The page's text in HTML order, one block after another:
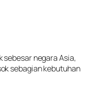
sebesar negara Asia,
sebagian kebutuhan